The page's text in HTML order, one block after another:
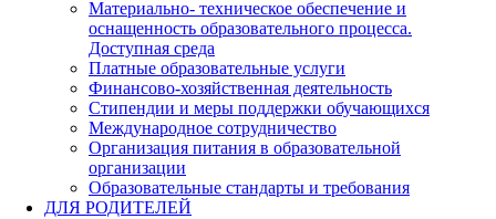
Материально- техническое обеспечение и
оснащенность образовательного процесса.
Доступная среда
Платные образовательные услуги
Финансово-хозяйственная деятельность
Стипендии и меры поддержки обучающихся
Международное сотрудничество
Организация питания в образовательной
организации
Образовательные стандарты и требования
ДЛЯ РОДИТЕЛЕЙ